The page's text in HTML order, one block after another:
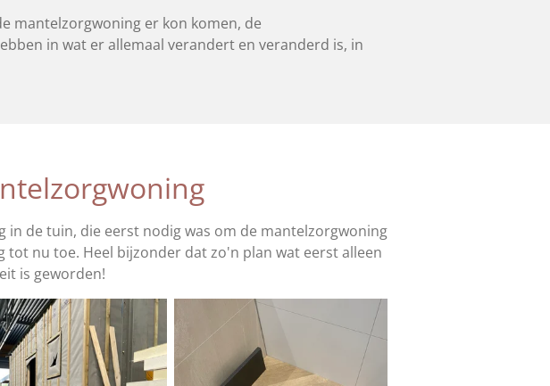
mantelzorgwoning er kon komen, de
in wat er allemaal verandert en veranderd is, in
de tuin, die eerst nodig was om de mantelzorgwoning
nu toe. Heel bijzonder dat zo'n plan wat eerst alleen
is geworden!